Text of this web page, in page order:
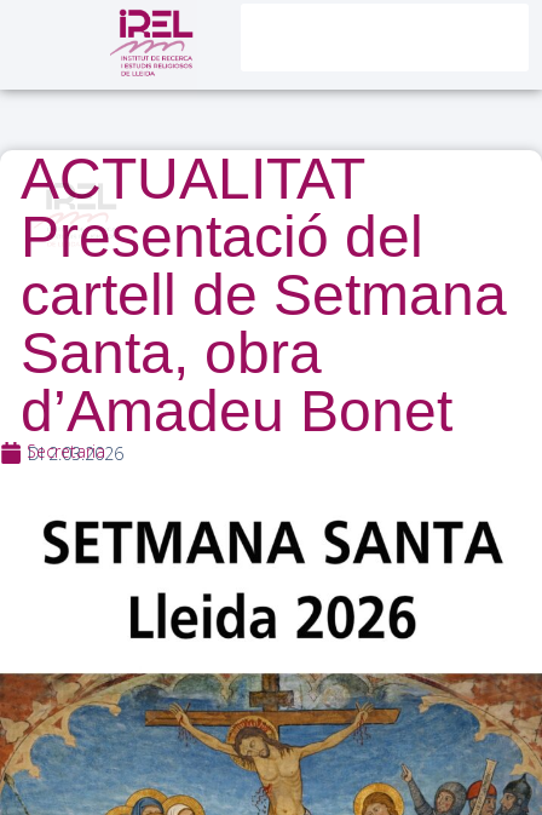
ACTUALITAT
Presentació del
cartell de Setmana
Santa, obra
d’Amadeu Bonet
Dl 2.03.2026
Secretaria